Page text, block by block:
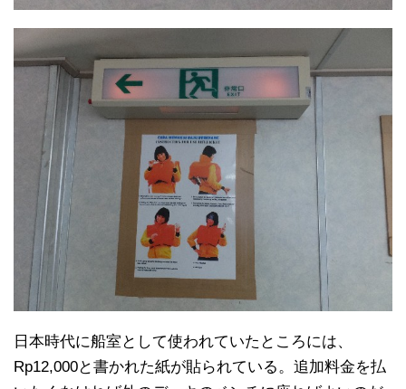
日本時代に船室として使われていたところには、
Rp12,000と書かれた紙が貼られている。追加料金を払